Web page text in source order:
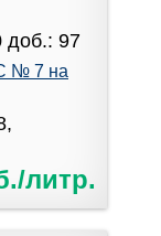
доб.: 97
№ 7 на
литр.